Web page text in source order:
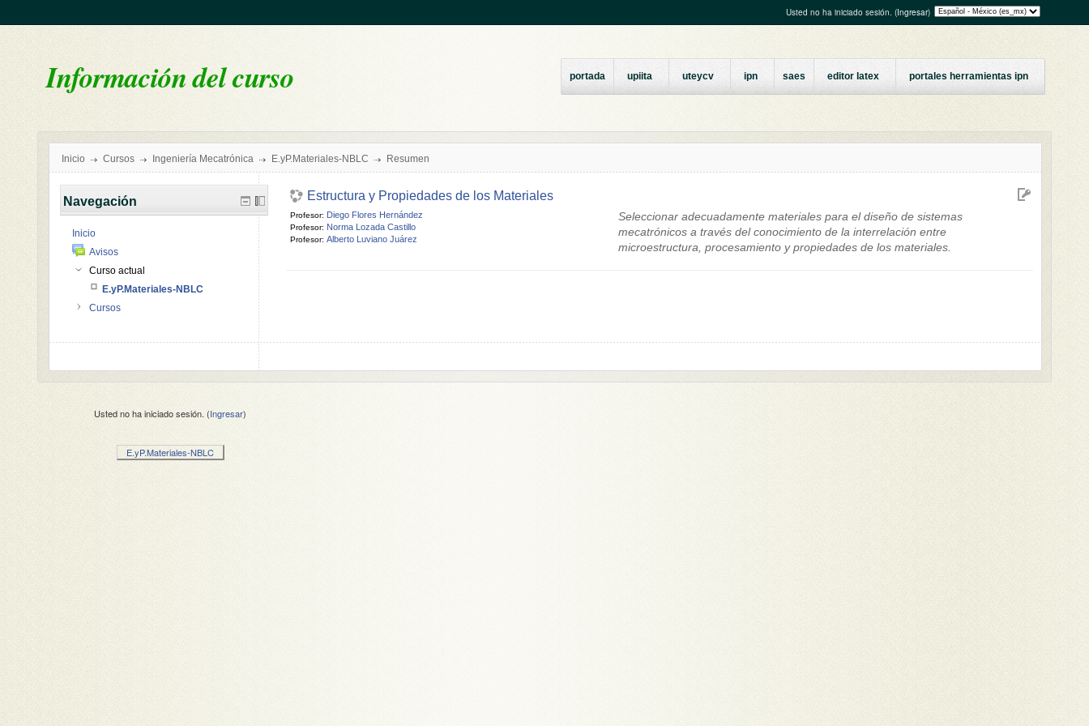
Usted no ha iniciado sesión. (Ingresar)
Información del curso portada upiita uteycv ipn saes editor latex portales herramientas ipn
Inicio Cursos Ingeniería Mecatrónica E.yP.Materiales-NBLC Resumen
Estructura y Propiedades de los Materiales
Seleccionar adecuadamente materiales para el diseño de sistemas
mecatrónicos a través del conocimiento de la interrelación entre
microestructura, procesamiento y propiedades de los materiales.
Profesor: Diego Flores Hernández
Profesor: Norma Lozada Castillo
Profesor: Alberto Luviano Juárez
Navegación
Inicio
Avisos
Curso actual
E.yP.Materiales-NBLC
Cursos
Usted no ha iniciado sesión. (Ingresar)
E.yP.Materiales-NBLC